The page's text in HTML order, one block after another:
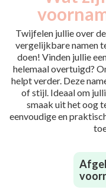
Twijfelen jullie over
vergelijkbare namen
doen! Vinden jullie
helemaal overtuigd?
helpt verder. Deze
of stijl. Ideaal om
smaak uit het oog
eenvoudige en